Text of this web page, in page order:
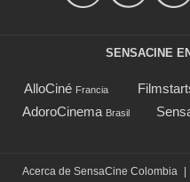
SENSACINE
AlloCiné Francia
AdoroCinema Brasil
Acerca de SensaCine Colombia